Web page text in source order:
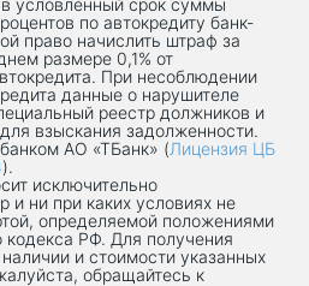
условленный срок суммы
по автокредиту банк-
право начислить штраф за
размере 0,1% от
При несоблюдении
данные о нарушителе
реестр должников и
взыскания задолженности.
АО «ТБанк» (Лицензия ЦБ
).
исключительно
и ни при каких условиях не
определяемой положениями
кодекса РФ. Для получения
и стоимости указанных
обращайтесь к